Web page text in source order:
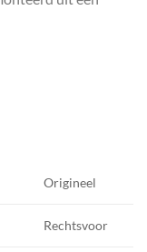
Origineel
Rechtsvoor